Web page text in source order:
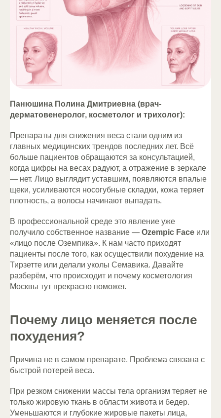
Панюшина Полина Дмитриевна (врач-
дерматовенеролог, косметолог и трихолог):
Препараты для снижения веса стали одним из
главных медицинских трендов последних лет. Всё
больше пациентов обращаются за консультацией,
когда цифры на весах радуют, а отражение в зеркале
— нет. Лицо выглядит уставшим, появляются впалые
щеки, усиливаются носогубные складки, кожа теряет
плотность, а волосы начинают выпадать.
В профессиональной среде это явление уже
получило собственное название — Ozempic Face или
«лицо после Оземпика». К нам часто приходят
пациенты после того, как осуществили похудение на
Тирзетте или делали уколы Семавика. Давайте
разберём, что происходит и почему косметология
Москвы тут прекрасно поможет.
Почему лицо меняется после
похудения?
Причина не в самом препарате. Проблема связана с
быстрой потерей веса.
При резком снижении массы тела организм теряет не
только жировую ткань в области живота и бедер.
Уменьшаются и глубокие жировые пакеты лица,